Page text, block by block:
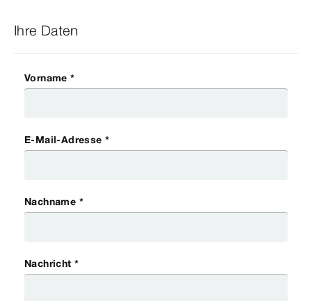
Ihre Daten
Vorname *
E-Mail-Adresse *
Nachname *
Nachricht *